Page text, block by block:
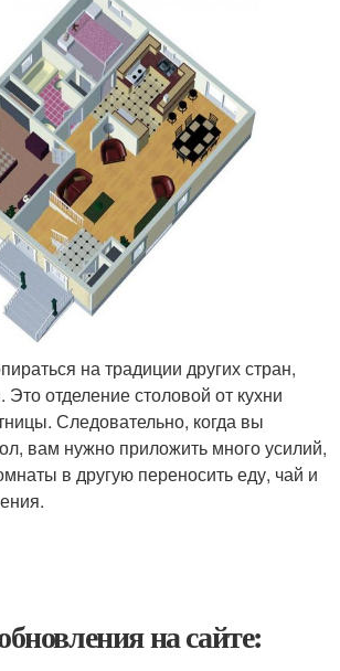
на традиции других стран,
отделение столовой от кухни
Следовательно, когда вы
вам нужно приложить много усилий,
в другую переносить еду, чай и
на сайте: